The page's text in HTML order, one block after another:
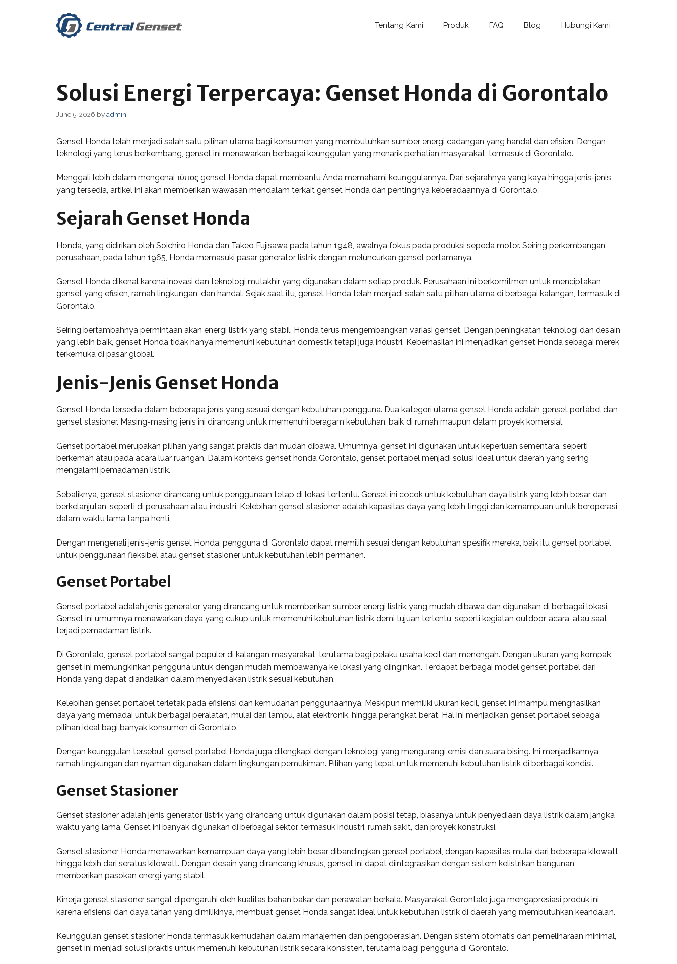
Tentang Kami Produk FAQ Blog Hubungi Kami
Solusi Energi Terpercaya: Genset Honda di Gorontalo
June 5, 2026 byadmin
Genset Honda telah menjadi salah satu pilihan utama bagi konsumen yang membutuhkan sumber energi cadangan yang handal dan efisien. Dengan
teknologi yang terus berkembang, genset ini menawarkan berbagai keunggulan yang menarik perhatian masyarakat, termasuk di Gorontalo.
Menggali lebih dalam mengenai τύπος genset Honda dapat membantu Anda memahami keunggulannya. Dari sejarahnya yang kaya hingga jenis-jenis
yang tersedia, artikel ini akan memberikan wawasan mendalam terkait genset Honda dan pentingnya keberadaannya di Gorontalo.
Sejarah Genset Honda
Honda, yang didirikan oleh Soichiro Honda dan Takeo Fujisawa pada tahun 1948, awalnya fokus pada produksi sepeda motor. Seiring perkembangan
perusahaan, pada tahun 1965, Honda memasuki pasar generator listrik dengan meluncurkan genset pertamanya.
Genset Honda dikenal karena inovasi dan teknologi mutakhir yang digunakan dalam setiap produk. Perusahaan ini berkomitmen untuk menciptakan
genset yang efisien, ramah lingkungan, dan handal. Sejak saat itu, genset Honda telah menjadi salah satu pilihan utama di berbagai kalangan, termasuk di
Gorontalo.
Seiring bertambahnya permintaan akan energi listrik yang stabil, Honda terus mengembangkan variasi genset. Dengan peningkatan teknologi dan desain
yang lebih baik, genset Honda tidak hanya memenuhi kebutuhan domestik tetapi juga industri. Keberhasilan ini menjadikan genset Honda sebagai merek
terkemuka di pasar global.
Jenis-Jenis Genset Honda
Genset Honda tersedia dalam beberapa jenis yang sesuai dengan kebutuhan pengguna. Dua kategori utama genset Honda adalah genset portabel dan
genset stasioner. Masing-masing jenis ini dirancang untuk memenuhi beragam kebutuhan, baik di rumah maupun dalam proyek komersial.
Genset portabel merupakan pilihan yang sangat praktis dan mudah dibawa. Umumnya, genset ini digunakan untuk keperluan sementara, seperti
berkemah atau pada acara luar ruangan. Dalam konteks genset honda Gorontalo, genset portabel menjadi solusi ideal untuk daerah yang sering
mengalami pemadaman listrik.
Sebaliknya, genset stasioner dirancang untuk penggunaan tetap di lokasi tertentu. Genset ini cocok untuk kebutuhan daya listrik yang lebih besar dan
berkelanjutan, seperti di perusahaan atau industri. Kelebihan genset stasioner adalah kapasitas daya yang lebih tinggi dan kemampuan untuk beroperasi
dalam waktu lama tanpa henti.
Dengan mengenali jenis-jenis genset Honda, pengguna di Gorontalo dapat memilih sesuai dengan kebutuhan spesifik mereka, baik itu genset portabel
untuk penggunaan fleksibel atau genset stasioner untuk kebutuhan lebih permanen.
Genset Portabel
Genset portabel adalah jenis generator yang dirancang untuk memberikan sumber energi listrik yang mudah dibawa dan digunakan di berbagai lokasi.
Genset ini umumnya menawarkan daya yang cukup untuk memenuhi kebutuhan listrik demi tujuan tertentu, seperti kegiatan outdoor, acara, atau saat
terjadi pemadaman listrik.
Di Gorontalo, genset portabel sangat populer di kalangan masyarakat, terutama bagi pelaku usaha kecil dan menengah. Dengan ukuran yang kompak,
genset ini memungkinkan pengguna untuk dengan mudah membawanya ke lokasi yang diinginkan. Terdapat berbagai model genset portabel dari
Honda yang dapat diandalkan dalam menyediakan listrik sesuai kebutuhan.
Kelebihan genset portabel terletak pada efisiensi dan kemudahan penggunaannya. Meskipun memiliki ukuran kecil, genset ini mampu menghasilkan
daya yang memadai untuk berbagai peralatan, mulai dari lampu, alat elektronik, hingga perangkat berat. Hal ini menjadikan genset portabel sebagai
pilihan ideal bagi banyak konsumen di Gorontalo.
Dengan keunggulan tersebut, genset portabel Honda juga dilengkapi dengan teknologi yang mengurangi emisi dan suara bising. Ini menjadikannya
ramah lingkungan dan nyaman digunakan dalam lingkungan pemukiman. Pilihan yang tepat untuk memenuhi kebutuhan listrik di berbagai kondisi.
Genset Stasioner
Genset stasioner adalah jenis generator listrik yang dirancang untuk digunakan dalam posisi tetap, biasanya untuk penyediaan daya listrik dalam jangka
waktu yang lama. Genset ini banyak digunakan di berbagai sektor, termasuk industri, rumah sakit, dan proyek konstruksi.
Genset stasioner Honda menawarkan kemampuan daya yang lebih besar dibandingkan genset portabel, dengan kapasitas mulai dari beberapa kilowatt
hingga lebih dari seratus kilowatt. Dengan desain yang dirancang khusus, genset ini dapat diintegrasikan dengan sistem kelistrikan bangunan,
memberikan pasokan energi yang stabil.
Kinerja genset stasioner sangat dipengaruhi oleh kualitas bahan bakar dan perawatan berkala. Masyarakat Gorontalo juga mengapresiasi produk ini
karena efisiensi dan daya tahan yang dimilikinya, membuat genset Honda sangat ideal untuk kebutuhan listrik di daerah yang membutuhkan keandalan.
Keunggulan genset stasioner Honda termasuk kemudahan dalam manajemen dan pengoperasian. Dengan sistem otomatis dan pemeliharaan minimal,
genset ini menjadi solusi praktis untuk memenuhi kebutuhan listrik secara konsisten, terutama bagi pengguna di Gorontalo.